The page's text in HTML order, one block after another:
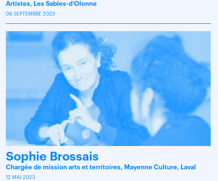
Artistes, Les Sables-d’Olonne
06 SEPTEMBRE 2023
Sophie Brossais
Chargée de mission arts et territoires, Mayenne Culture, Laval
12 MAI 2023